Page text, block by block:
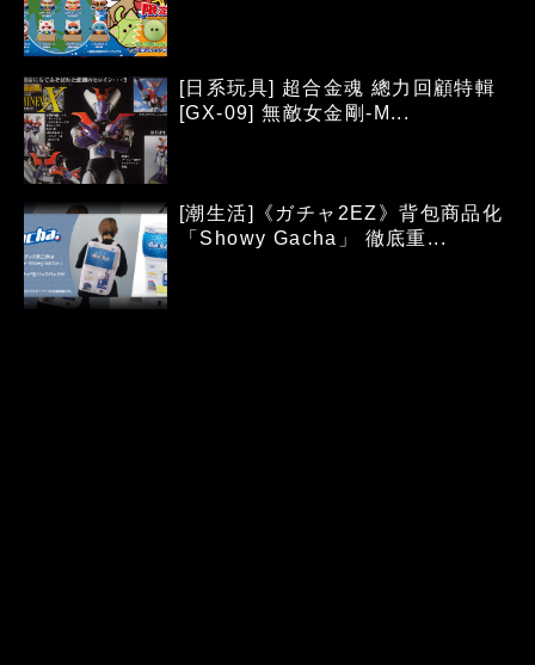
[日系玩具] 超合金魂 總力回顧特輯
[GX-09] 無敵女金剛-M...
[潮生活]《ガチャ2EZ》背包商品化
「Showy Gacha」 徹底重...